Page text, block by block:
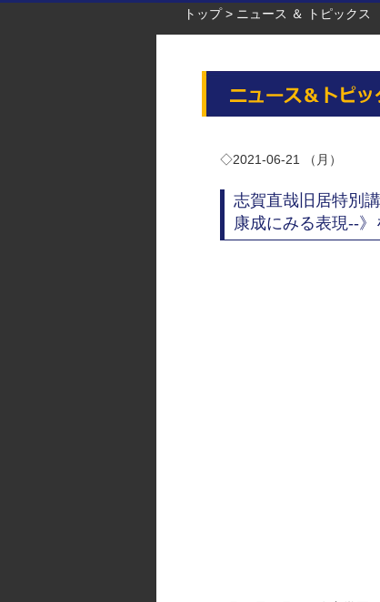
トップ ニュース ＆ トピックス
◇2021-06-21 （月）
志賀直哉旧居特別
康成にみる表現--》